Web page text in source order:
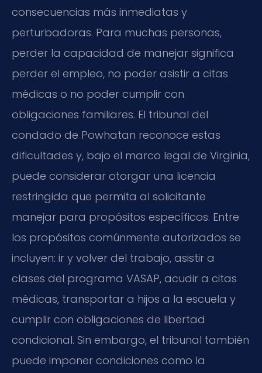
consecuencias más inmediatas y
perturbadoras. Para muchas personas,
perder la capacidad de manejar significa
perder el empleo, no poder asistir a citas
médicas o no poder cumplir con
obligaciones familiares. El tribunal del
condado de Powhatan reconoce estas
dificultades y, bajo el marco legal de Virginia,
puede considerar otorgar una licencia
restringida que permita al solicitante
manejar para propósitos específicos. Entre
los propósitos comúnmente autorizados se
incluyen: ir y volver del trabajo, asistir a
clases del programa VASAP, acudir a citas
médicas, transportar a hijos a la escuela y
cumplir con obligaciones de libertad
condicional. Sin embargo, el tribunal también
puede imponer condiciones como la